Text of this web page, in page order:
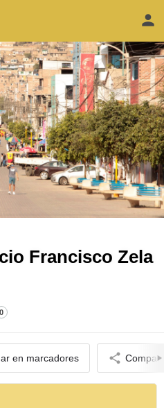
Francisco Zela
0
en marcadores